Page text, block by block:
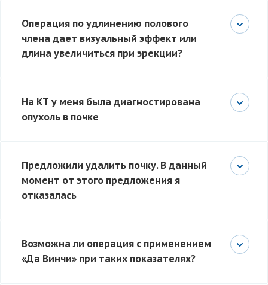
Операция по удлинению полового
члена дает визуальный эффект или
длина увеличиться при эрекции?
На КТ у меня была диагностирована
опухоль в почке
Предложили удалить почку. В данный
момент от этого предложения я
отказалась
Возможна ли операция с применением
«Да Винчи» при таких показателях?